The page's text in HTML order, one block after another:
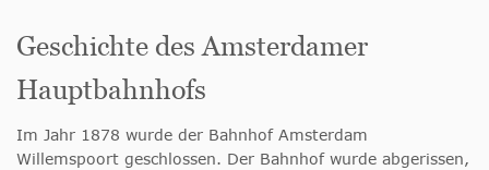
Geschichte des Amsterdamer
Hauptbahnhofs
Im Jahr 1878 wurde der Bahnhof Amsterdam
Willemspoort geschlossen. Der Bahnhof wurde abgerissen,